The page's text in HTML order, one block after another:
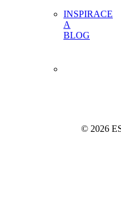
INSPIRACE
A
BLOG
© 2026